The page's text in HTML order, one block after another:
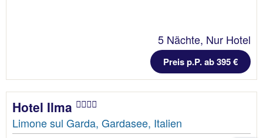
5 Nächte, Nur Hotel
Preis p.P. ab 395 €
Hotel Ilma
Limone sul Garda, Gardasee, Italien